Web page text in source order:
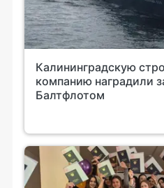
Калининградскую
компанию наградили
Балтфлотом